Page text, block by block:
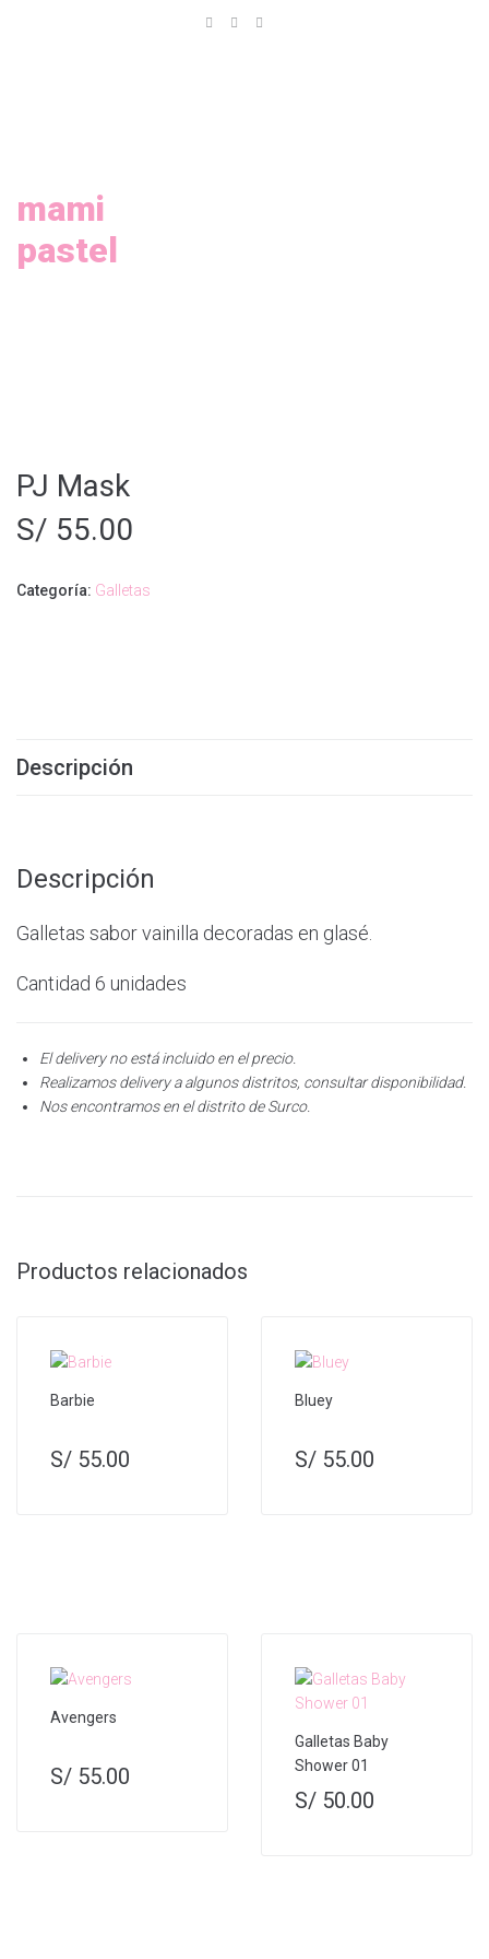
mami
pastel
PJ Mask
S/ 55.00
Categoría: Galletas
Descripción
Descripción
Galletas sabor vainilla decoradas en glasé.
Cantidad 6 unidades
El delivery no está incluido en el precio.
Realizamos delivery a algunos distritos, consultar disponibilidad.
Nos encontramos en el distrito de Surco.
Productos relacionados
Barbie
S/ 55.00
Bluey
S/ 55.00
Avengers
S/ 55.00
Galletas Baby
Shower 01
S/ 50.00